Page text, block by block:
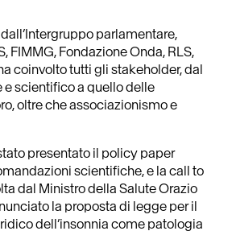
dall’Intergruppo parlamentare,
FIMMG, Fondazione Onda, RLS,
coinvolto tutti gli stakeholder, dal
scientifico a quello delle
oltre che associazionismo e
presentato il policy paper
scientifiche, e la call to
dal Ministro della Salute Orazio
la proposta di legge per il
dell’insonnia come patologia